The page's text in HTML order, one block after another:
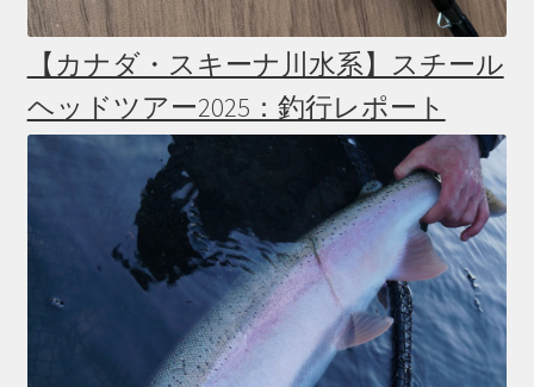
【カナダ・スキーナ川水系】スチール
ヘッドツアー2025：釣行レポート